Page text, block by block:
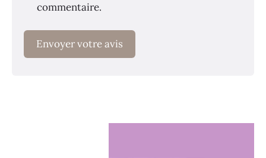
commentaire.